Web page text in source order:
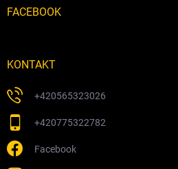
FACEBOOK
KONTAKT
+420565323026
+420775322782
Facebook